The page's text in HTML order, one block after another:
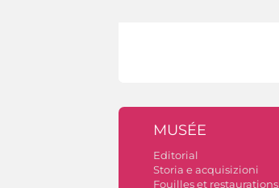
MUSÉE
Editorial
Storia e acquisizioni
Fouilles et restaurations